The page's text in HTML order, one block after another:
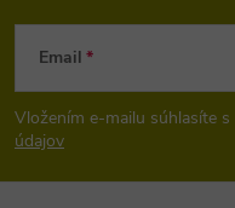
Z
á
p
Email
Vložením e-mailu súhlasíte s
údajov